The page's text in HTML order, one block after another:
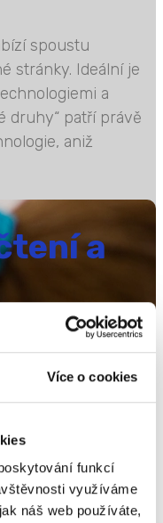
Více o cookies
funkcí
využíváme
náš web používáte,
spoustu
stránky. Ideální je
a
druhy“ patří právě
aniž
a
dovedností,
potupně osvojují.
možnosti –
a koncentraci.